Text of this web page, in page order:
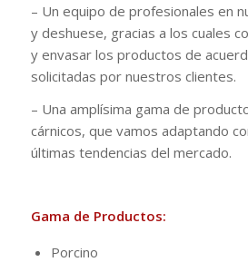
– Un equipo de profesionales en
y deshuese, gracias a los cuales
y envasar los productos de
solicitadas por nuestros clientes.
– Una amplísima gama de
cárnicos, que vamos adaptando
últimas tendencias del mercado.
Gama de Productos:
Porcino